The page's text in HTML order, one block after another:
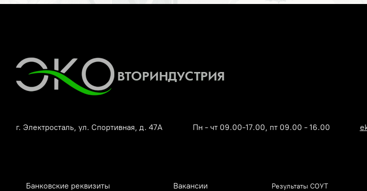
г. Электросталь, ул. Спортивная, д. 47А Пн - чт 09.00-17.00, пт 09.00 - 16.00
Банковские реквизиты Вакансии Результаты СОУТ